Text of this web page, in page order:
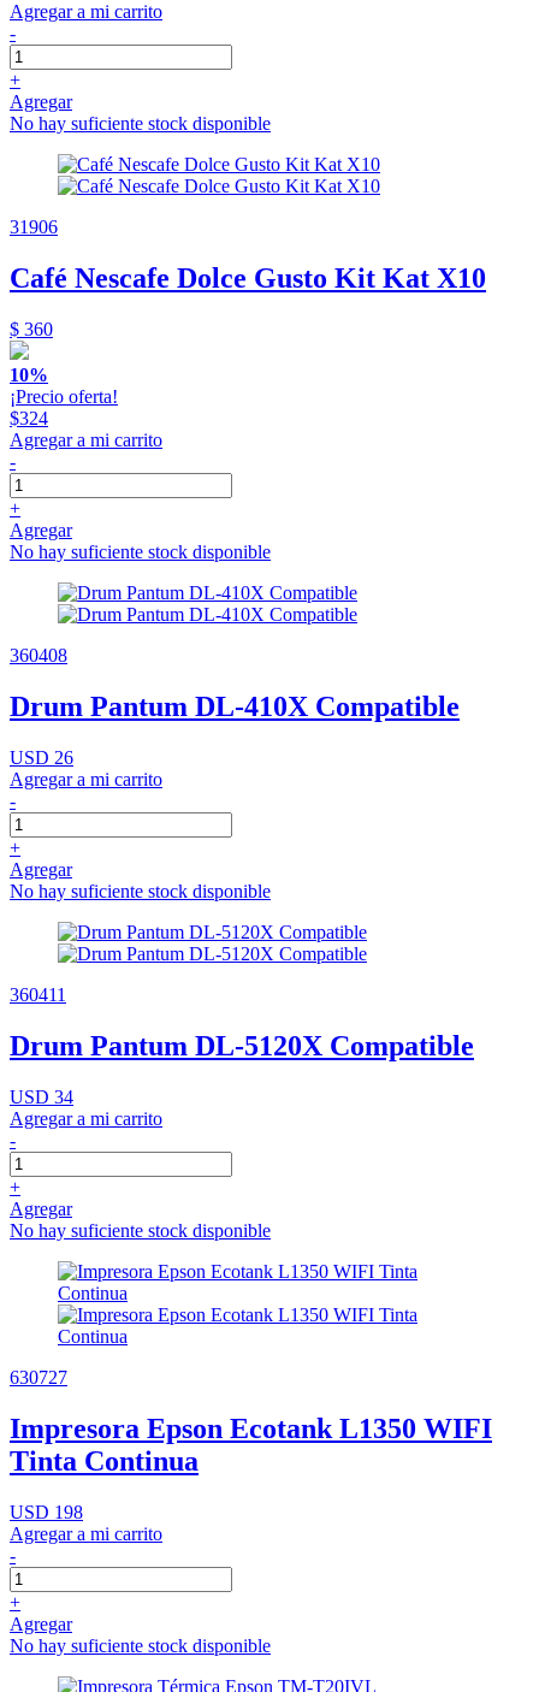
Agregar a mi carrito
-
+
Agregar
No hay suficiente stock disponible
31906
Café Nescafe Dolce Gusto Kit Kat X10
$ 360
10%
¡Precio oferta!
$324
Agregar a mi carrito
-
+
Agregar
No hay suficiente stock disponible
360408
Drum Pantum DL-410X Compatible
USD 26
Agregar a mi carrito
-
+
Agregar
No hay suficiente stock disponible
360411
Drum Pantum DL-5120X Compatible
USD 34
Agregar a mi carrito
-
+
Agregar
No hay suficiente stock disponible
630727
Impresora Epson Ecotank L1350 WIFI
Tinta Continua
USD 198
Agregar a mi carrito
-
+
Agregar
No hay suficiente stock disponible